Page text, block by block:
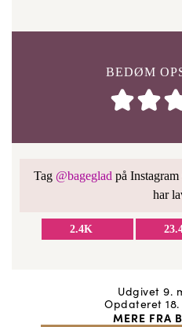
BEDØM
Tag @bageglad på Instagram
har
2.4K
Udgivet 9.
Opdateret
MERE FRA